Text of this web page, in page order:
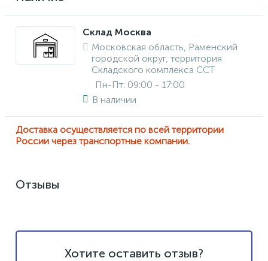
Склад Москва
Московская область, Раменский
городской округ, территория
Складского комплекса ССТ
Пн-Пт: 09:00 - 17:00
В наличии
Доставка осуществляется по всей территории
России через транспортные компании.
Отзывы
Хотите оставить отзыв?